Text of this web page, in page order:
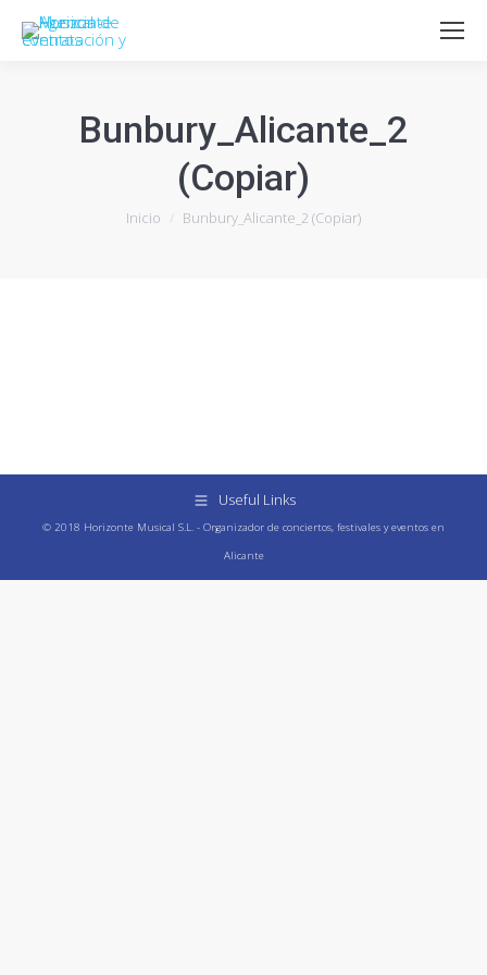
Bunbury_Alicante_2
(Copiar)
Estás aquí:
Inicio Bunbury_Alicante_2 (Copiar)
Useful Links
© 2018 Horizonte Musical S.L. - Organizador de conciertos, festivales y eventos en
Alicante